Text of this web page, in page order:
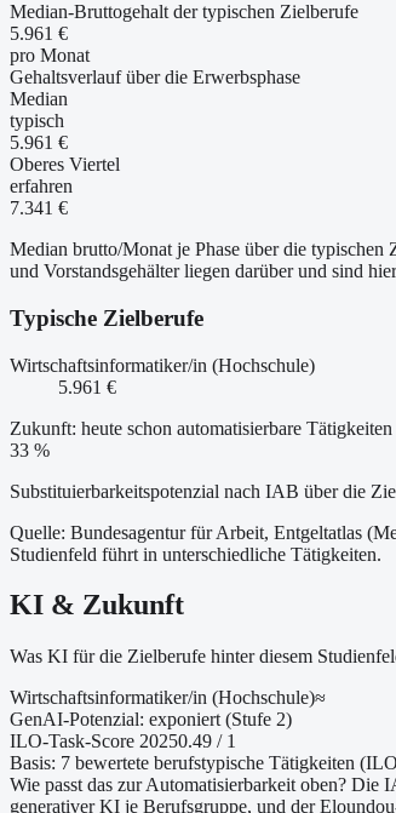
Median-Bruttogehalt der typischen Zielberufe
5.961 €
pro Monat
Gehaltsverlauf über die Erwerbsphase
Median
typisch
5.961 €
Oberes Viertel
erfahren
7.341 €
Median brutto/Monat je Phase über die typischen
und Vorstandsgehälter liegen darüber und sind
Typische Zielberufe
Wirtschaftsinformatiker/in (Hochschule)
5.961 €
Zukunft: heute schon automatisierbare Tätigkeiten
33 %
Substituierbarkeitspotenzial nach IAB über die
Quelle: Bundesagentur für Arbeit, Entgeltatlas
Studienfeld führt in unterschiedliche Tätigkeiten.
KI & Zukunft
Was KI für die Zielberufe hinter diesem
Wirtschaftsinformatiker/in (Hochschule)≈
GenAI-Potenzial: exponiert (Stufe 2)
ILO-Task-Score 20250.49 / 1
Basis: 7 bewertete berufstypische Tätigkeiten
Wie passt das zur Automatisierbarkeit oben? Die
generativer KI je Berufsgruppe, und der